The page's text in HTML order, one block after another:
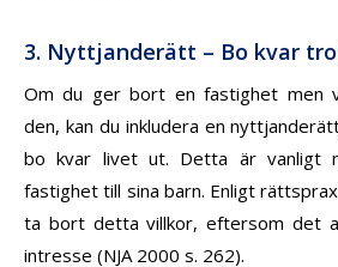
3. Nyttjanderätt – Bo kvar
Om du ger bort en fastighet men
den, kan du inkludera en
bo kvar livet ut. Detta är vanligt
fastighet till sina barn. Enligt
ta bort detta villkor, eftersom det
intresse (NJA 2000 s. 262).